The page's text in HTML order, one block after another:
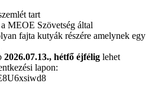
tart
Szövetség által
fajta kutyák részére amelynek egy
2026.07.13., hétfő éjfélig lehet
lapon: